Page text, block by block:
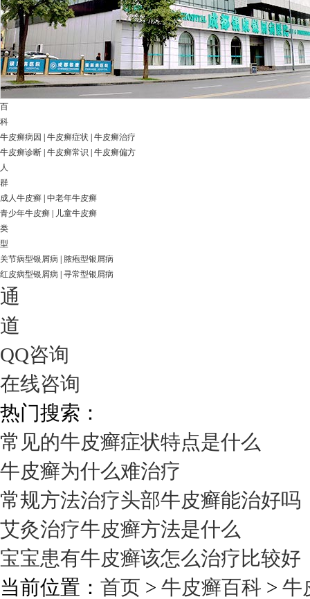
百
科
牛皮癣病因
牛皮癣症状 牛皮癣治疗
牛皮癣诊断 牛皮癣常识
牛皮癣偏方
人
群
成人牛皮癣 中老年牛皮癣
青少年牛皮癣
儿童牛皮癣
类
型
关节病型银屑病
脓疱型银屑病
红皮病型银屑病 寻常型银屑病
通
道
QQ咨询
在线咨询
热门搜索：
常见的牛皮癣症状特点是什么
牛皮癣为什么难治疗
常规方法治疗头部牛皮癣能治好吗
艾灸治疗牛皮癣方法是什么
宝宝患有牛皮癣该怎么治疗比较好
当前位置： 首页 > 牛皮癣百科 > 牛